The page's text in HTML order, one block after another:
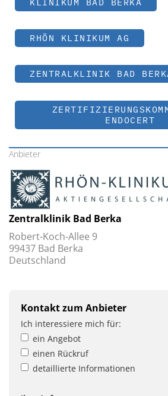
RHÖN KLINIKUM AG
ZENTRALKLINIK BAD
ENDOCERT
Anbieter
Zentralklinik Bad Berka
Robert-Koch-Allee 9
99437 Bad Berka
Deutschland
Kontakt zum Anbieter
Ich interessiere mich für:
ein Angebot
einen Rückruf
detaillierte Informationen